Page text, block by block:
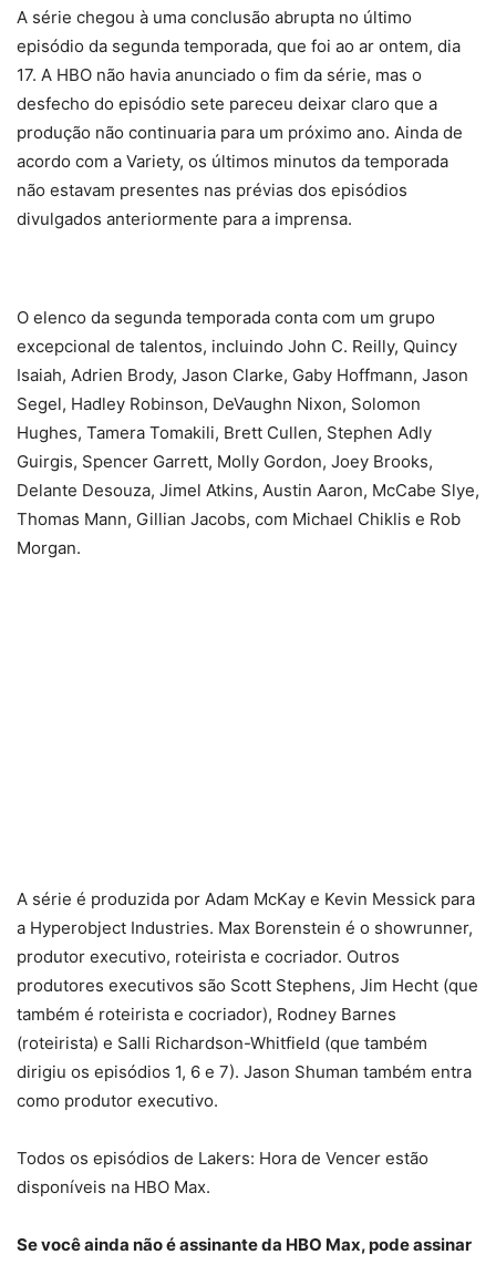
A série chegou à uma conclusão abrupta no último
episódio da segunda temporada, que foi ao ar ontem, dia
17. A HBO não havia anunciado o fim da série, mas o
desfecho do episódio sete pareceu deixar claro que a
produção não continuaria para um próximo ano. Ainda de
acordo com a Variety, os últimos minutos da temporada
não estavam presentes nas prévias dos episódios
divulgados anteriormente para a imprensa.
O elenco da segunda temporada conta com um grupo
excepcional de talentos, incluindo John C. Reilly, Quincy
Isaiah, Adrien Brody, Jason Clarke, Gaby Hoffmann, Jason
Segel, Hadley Robinson, DeVaughn Nixon, Solomon
Hughes, Tamera Tomakili, Brett Cullen, Stephen Adly
Guirgis, Spencer Garrett, Molly Gordon, Joey Brooks,
Delante Desouza, Jimel Atkins, Austin Aaron, McCabe Slye,
Thomas Mann, Gillian Jacobs, com Michael Chiklis e Rob
Morgan.
A série é produzida por Adam McKay e Kevin Messick para
a Hyperobject Industries. Max Borenstein é o showrunner,
produtor executivo, roteirista e cocriador. Outros
produtores executivos são Scott Stephens, Jim Hecht (que
também é roteirista e cocriador), Rodney Barnes
(roteirista) e Salli Richardson-Whitfield (que também
dirigiu os episódios 1, 6 e 7). Jason Shuman também entra
como produtor executivo.
Todos os episódios de Lakers: Hora de Vencer estão
disponíveis na HBO Max.
Se você ainda não é assinante da HBO Max, pode assinar